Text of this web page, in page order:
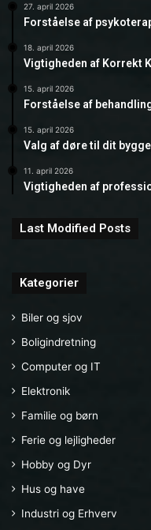
27. april 2026
Forståelse af
18. april 2026
Vigtigheden af Korrekt
15. april 2026
Forståelse af
15. april 2026
Valg af døre til dit
11. april 2026
Vigtigheden af
Last Modified Posts
Kategorier
Biler og sjov
Boligindretning
Computer og IT
Elektronik
Familie og børn
Ferie og lejligheder
Hobby og Dyr
Hus og have
Industri og Erhverv